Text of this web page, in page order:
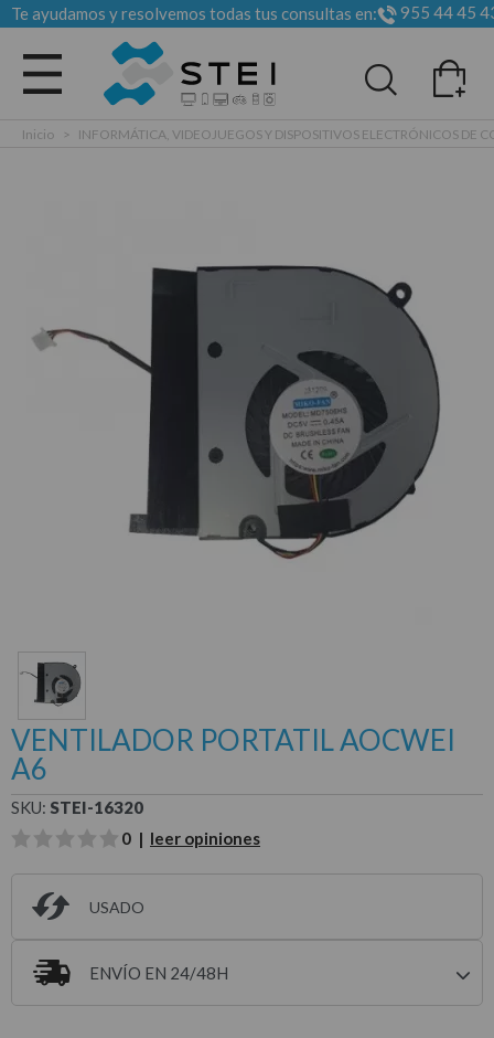
Te ayudamos y resolvemos todas tus consultas en: 955 44 45
Todas las categorias
Inicio > INFORMÁTICA, VIDEOJUEGOS Y DISPOSITIVOS ELECTRÓNICOS DE
VENTILADOR PORTATIL AOCWEI
A6
SKU: STEI-16320
0 | leer opiniones
USADO
ENVÍO EN 24/48H